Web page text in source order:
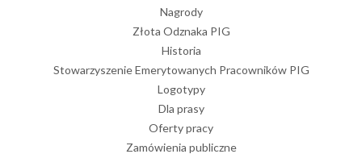
Nagrody
Złota Odznaka PIG
Historia
Stowarzyszenie Emerytowanych Pracowników PIG
Logotypy
Dla prasy
Oferty pracy
Zamówienia publiczne